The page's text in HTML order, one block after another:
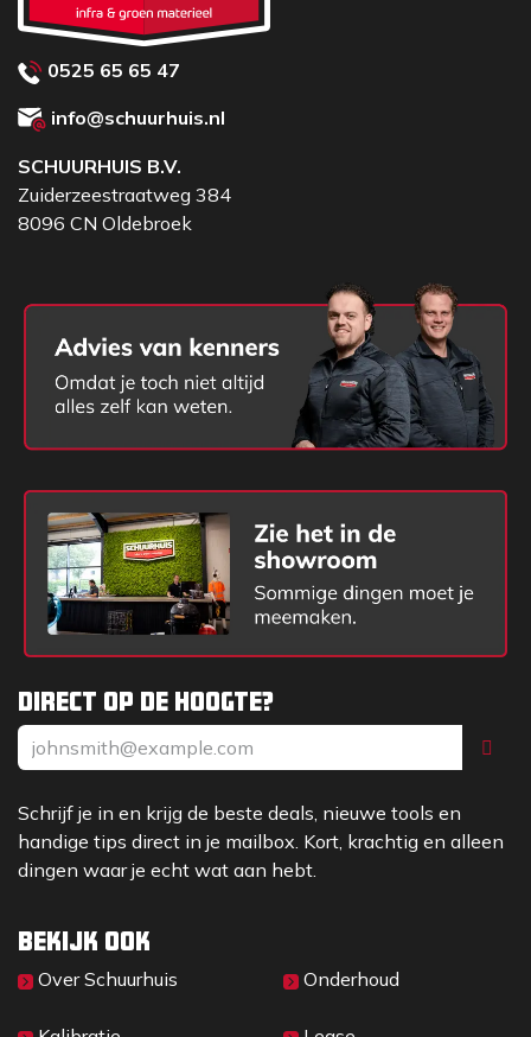
Direct op de hoogte?
Schrijf je in en krijg de beste deals, nieuwe tools en
handige tips direct in je mailbox. Kort, krachtig en alleen
dingen waar je echt wat aan hebt.
Bekijk ook
Over Sc​huurhuis
Onderhoud
0525 65 65 47
info@schuurhuis.nl
SCHUURHUIS B.V.
Zuiderzeestraatweg 384
8096 CN Oldebroek